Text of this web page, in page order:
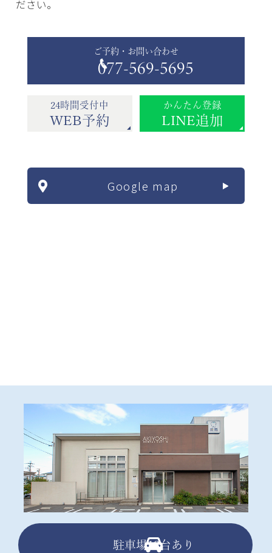
ださい。
ご予約・お問い合わせ
077-569-5695
24時間受付中
WEB予約
かんたん登録
LINE追加
Google map
駐車場13台あり